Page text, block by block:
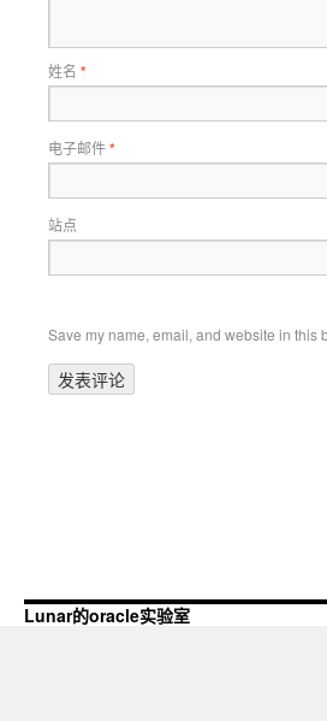
姓名 *
电子邮件*
站点
Save my name, email, and website in this
Lunar的oracle实验室